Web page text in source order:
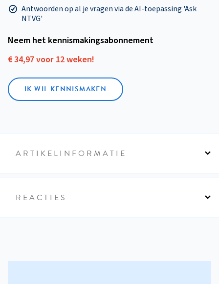
Antwoorden op al je vragen via de AI-toepassing 'Ask
NTVG'
Neem het kennismakings­abonnement
€ 34,97 voor 12 weken!
IK WIL KENNISMAKEN
ARTIKELINFORMATIE
REACTIES